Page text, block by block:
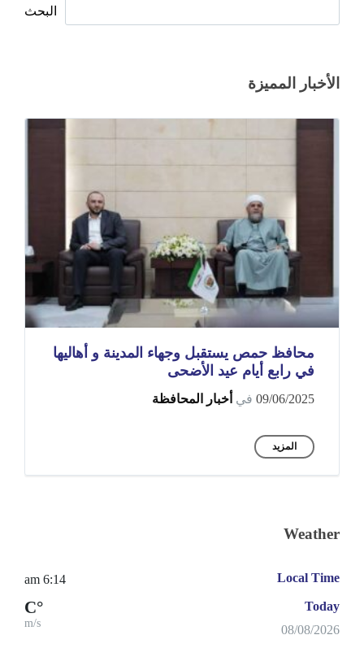
البحث
الأخبار المميزة
محافظ حمص يستقبل وجهاء المدينة و أهاليها
في رابع أيام عيد الأضحى
09/06/2025 في أخبار المحافظة
المزيد
Weather
Local Time
6:14 am
Today
08/08/2026
°C
m/s